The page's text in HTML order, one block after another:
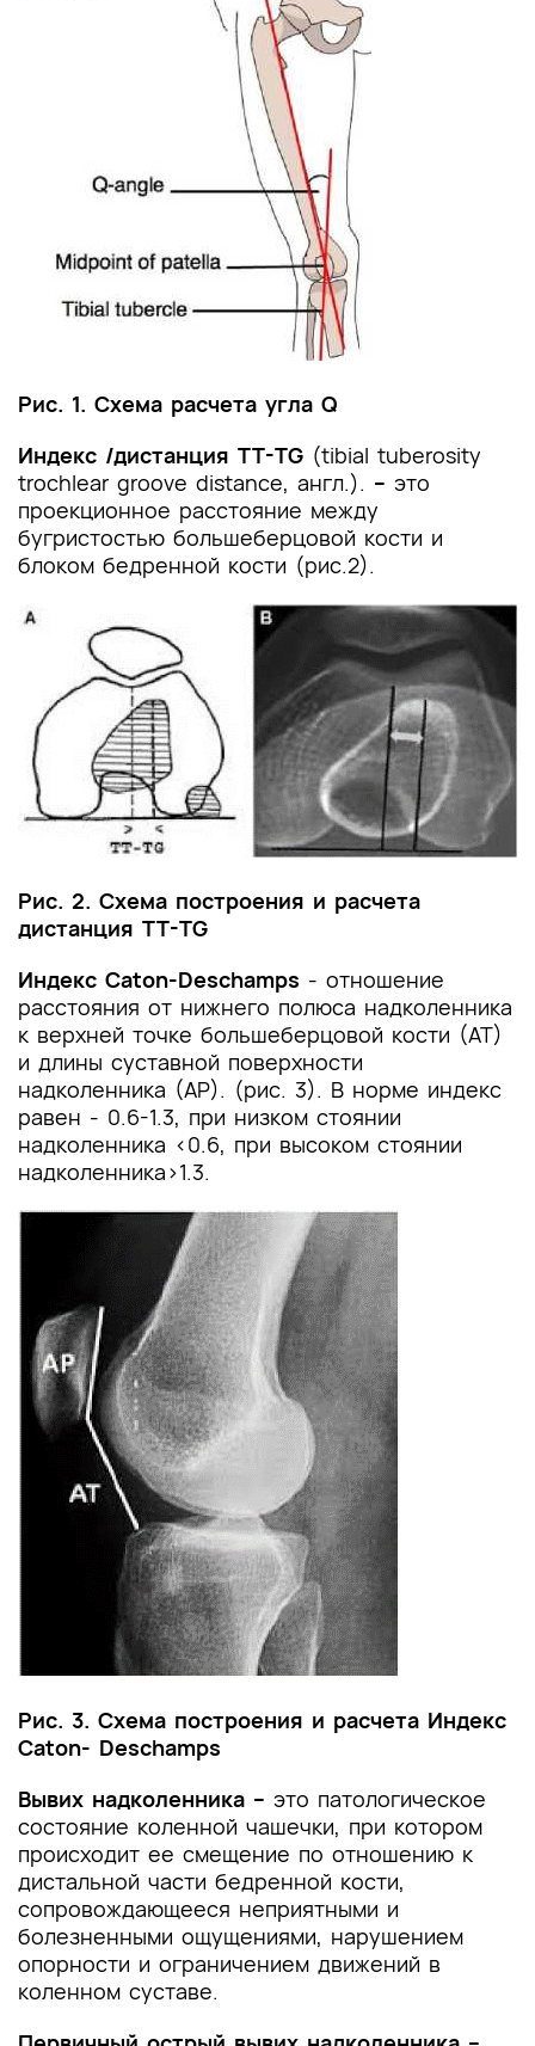
Приложение А2. Методология разработки
клинических рекомендаций
Приложение А3. Справочные материалы,
включая соответствие показаний к
применению и противопоказаний, способов
применения и доз лекарственных препаратов,
инструкции по применению лекарственного
препарата
Приложение Б. Алгоритмы действий врача
и другие оценочные инструменты состояния
пациента, приведенные в клинических
рекомендациях
Рис. 1. Схема расчета угла Q
Индекс /дистанция TT-TG (tibial tuberosity
trochlear groove distance, англ.). – это
проекционное расстояние между
бугристостью большеберцовой кости и
блоком бедренной кости (рис.2).
Рис. 2. Схема построения и расчета
дистанция TT-TG
Индекс Caton-Deschamps - отношение
расстояния от нижнего полюса надколенника
к верхней точке большеберцовой кости (АТ)
и длины суставной поверхности
надколенника (АР). (рис. 3). В норме индекс
равен - 0.6-1.3, при низком стоянии
надколенника <0.6, при высоком стоянии
надколенника>1.3.
Рис. 3. Схема построения и расчета Индекс
Caton- Deschamps
Вывих надколенника – это патологическое
состояние коленной чашечки, при котором
происходит ее смещение по отношению к
дистальной части бедренной кости,
сопровождающееся неприятными и
болезненными ощущениями, нарушением
опорности и ограничением движений в
коленном суставе.